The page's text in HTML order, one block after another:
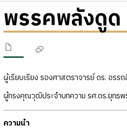
พรรคพลังดูด
ผู้เรียบเรียง รองศาสตราจารย์ ดร. อรร
ผู้ทรงคุณวุฒิประจำบทความ รศ.ดร.ยุทธ
ความนำ